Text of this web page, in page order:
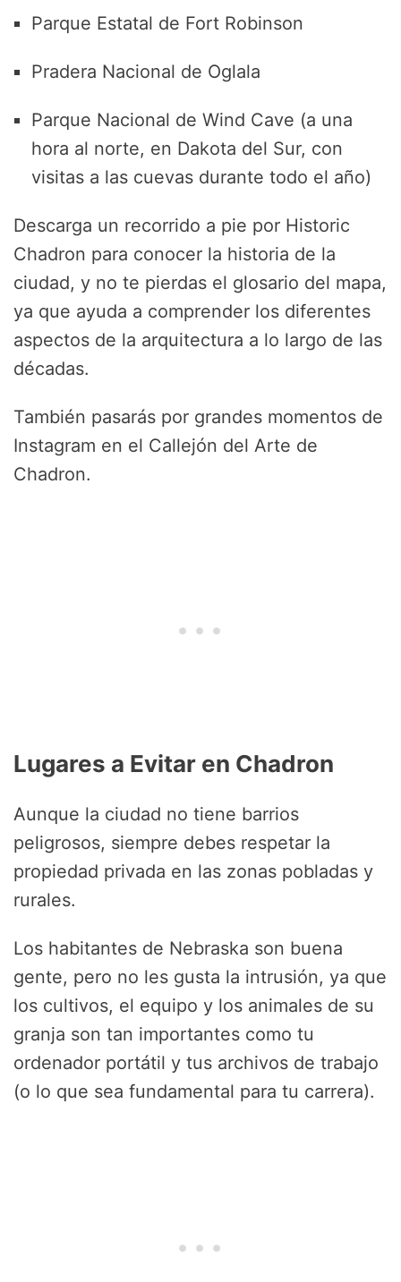
Parque Estatal de Fort Robinson
Pradera Nacional de Oglala
Parque Nacional de Wind Cave (a una
hora al norte, en Dakota del Sur, con
visitas a las cuevas durante todo el año)
Descarga un recorrido a pie por Historic
Chadron para conocer la historia de la
ciudad, y no te pierdas el glosario del mapa,
ya que ayuda a comprender los diferentes
aspectos de la arquitectura a lo largo de las
décadas.
También pasarás por grandes momentos de
Instagram en el Callejón del Arte de
Chadron.
Lugares a Evitar en Chadron
Aunque la ciudad no tiene barrios
peligrosos, siempre debes respetar la
propiedad privada en las zonas pobladas y
rurales.
Los habitantes de Nebraska son buena
gente, pero no les gusta la intrusión, ya que
los cultivos, el equipo y los animales de su
granja son tan importantes como tu
ordenador portátil y tus archivos de trabajo
(o lo que sea fundamental para tu carrera).